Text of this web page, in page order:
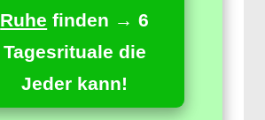
Ruhe finden → 6
Tagesrituale die
Jeder kann!